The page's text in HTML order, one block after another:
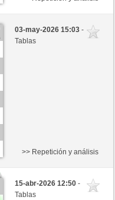
03-may-2026 15:03-
Tablas
>> Repetición y análisis
15-abr-2026 12:50-
Tablas